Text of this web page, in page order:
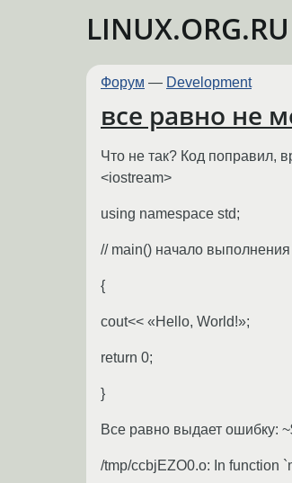
LINUX.ORG.RU
Форум — Development
все равно не
Что не так? Код поправил,
<iostream>
using namespace std;
// main() начало
{
cout<< «Hello, World!»;
return 0;
}
Все равно выдает ошибку:
/tmp/ccbjEZO0.o: In function